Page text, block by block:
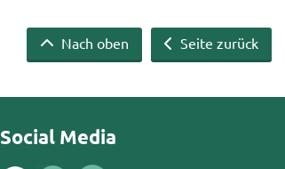
Seite zurück
Nach oben
Social Media